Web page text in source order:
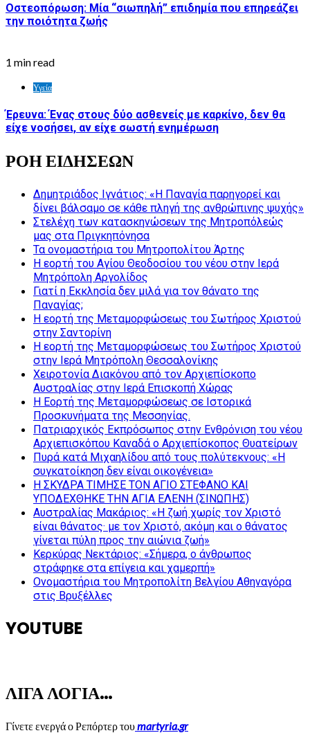
Οστεοπόρωση: Μία “σιωπηλή” επιδημία που επηρεάζει
την ποιότητα ζωής
1 min read
Υγεία
Έρευνα: Ένας στους δύο ασθενείς με καρκίνο, δεν θα
είχε νοσήσει, αν είχε σωστή ενημέρωση
ΡΟΗ ΕΙΔΗΣΕΩΝ
Δημητριάδος Ιγνάτιος: «Η Παναγία παρηγορεί και
δίνει βάλσαμο σε κάθε πληγή της ανθρώπινης ψυχής»
Στελέχη των κατασκηνώσεων της Μητροπόλεώς
μας στα Πριγκηπόνησα
Τα ονομαστήρια του Μητροπολίτου Άρτης
Η εορτή του Αγίου Θεοδοσίου του νέου στην Ιερά
Μητρόπολη Αργολίδος
Γιατί η Εκκλησία δεν μιλά για τον θάνατο της
Παναγίας;
Η εορτή της Μεταμορφώσεως του Σωτήρος Χριστού
στην Σαντορίνη
Η εορτή της Μεταμορφώσεως του Σωτήρος Χριστού
στην Ιερά Μητρόπολη Θεσσαλονίκης
Χειροτονία Διακόνου από τον Αρχιεπίσκοπο
Αυστραλίας στην Ιερά Επισκοπή Χώρας
Η Εορτή της Μεταμορφώσεως σε Ιστορικά
Προσκυνήματα της Μεσσηνίας.
Πατριαρχικός Εκπρόσωπος στην Ενθρόνιση του νέου
Αρχιεπισκόπου Καναδά ο Αρχιεπίσκοπος Θυατείρων
Πυρά κατά Μιχαηλίδου από τους πολύτεκνους: «Η
συγκατοίκηση δεν είναι οικογένεια»
Η ΣΚΥΔΡΑ ΤΙΜΗΣΕ ΤΟΝ ΑΓΙΟ ΣΤΕΦΑΝΟ ΚΑΙ
ΥΠΟΔΕΧΘΗΚΕ ΤΗΝ ΑΓΙΑ ΕΛΕΝΗ (ΣΙΝΩΠΗΣ)
Αυστραλίας Μακάριος: «Η ζωή χωρίς τον Χριστό
είναι θάνατος· με τον Χριστό, ακόμη και ο θάνατος
γίνεται πύλη προς την αιώνια ζωή»
Κερκύρας Νεκτάριος: «Σήμερα, ο άνθρωπος
στράφηκε στα επίγεια και χαμερπή»
Ονομαστήρια του Μητροπολίτη Βελγίου Αθηναγόρα
στις Βρυξέλλες
YOUTUBE
ΛΙΓΑ ΛΟΓΙΑ…
Γίνετε ενεργά ο Ρεπόρτερ τουmartyria.gr